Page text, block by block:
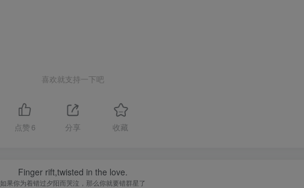
喜欢就支持一下吧
点赞 6 分享 收藏
Finger rift,twisted in the love.
如果你为着错过夕阳而哭泣，那么你就要错群星了